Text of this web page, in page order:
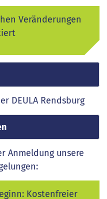
Veränderungen
DEULA Rendsburg
Anmeldung unsere
Kostenfreier